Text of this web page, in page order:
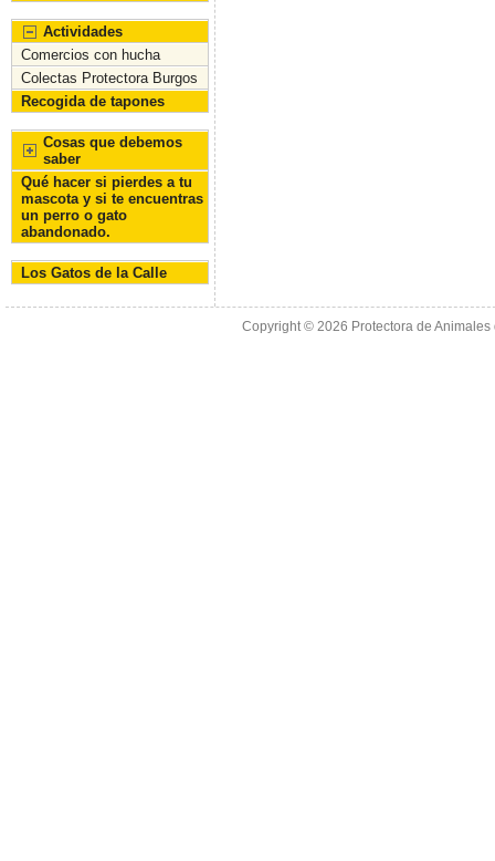
Actividades
Comercios con hucha
Colectas Protectora Burgos
Recogida de tapones
Cosas que debemos
saber
Qué hacer si pierdes a tu
mascota y si te encuentras
un perro o gato
abandonado.
Los Gatos de la Calle
Copyright © 2026 Protectora de Animales